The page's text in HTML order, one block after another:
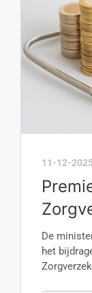
11-12-
De
het